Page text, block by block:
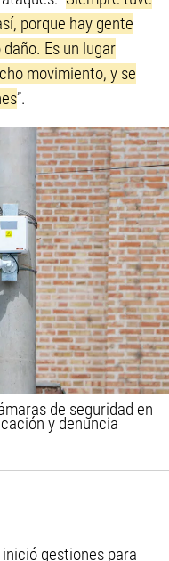
porque hay gente
Es un lugar
movimiento, y se
”.
de seguridad en
y denuncia
gestiones para